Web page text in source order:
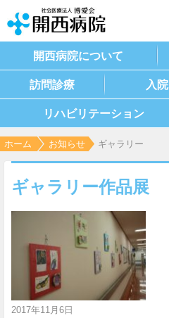
開西病院について
訪問診療 入院
リハビリテーション
ホーム お知らせ ギャラリー
ギャラリー作品展
2017年11月6日